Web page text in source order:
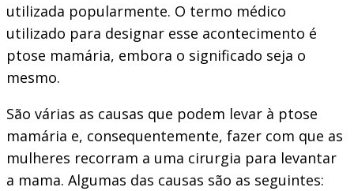
utilizada popularmente. O termo médico
utilizado para designar esse acontecimento é
ptose mamária, embora o significado seja o
mesmo.
São várias as causas que podem levar à ptose
mamária e, consequentemente, fazer com que as
mulheres recorram a uma cirurgia para levantar
a mama. Algumas das causas são as seguintes: